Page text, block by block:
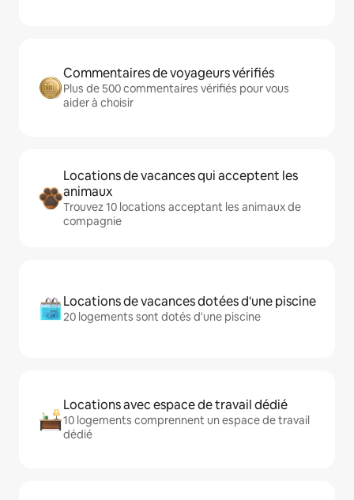
Commentaires de voyageurs vérifiés
Plus de 500 commentaires vérifiés pour vous
aider à choisir
Locations de vacances qui acceptent les
animaux
Trouvez 10 locations acceptant les animaux de
compagnie
Locations de vacances dotées d'une piscine
20 logements sont dotés d'une piscine
Locations avec espace de travail dédié
10 logements comprennent un espace de travail
dédié